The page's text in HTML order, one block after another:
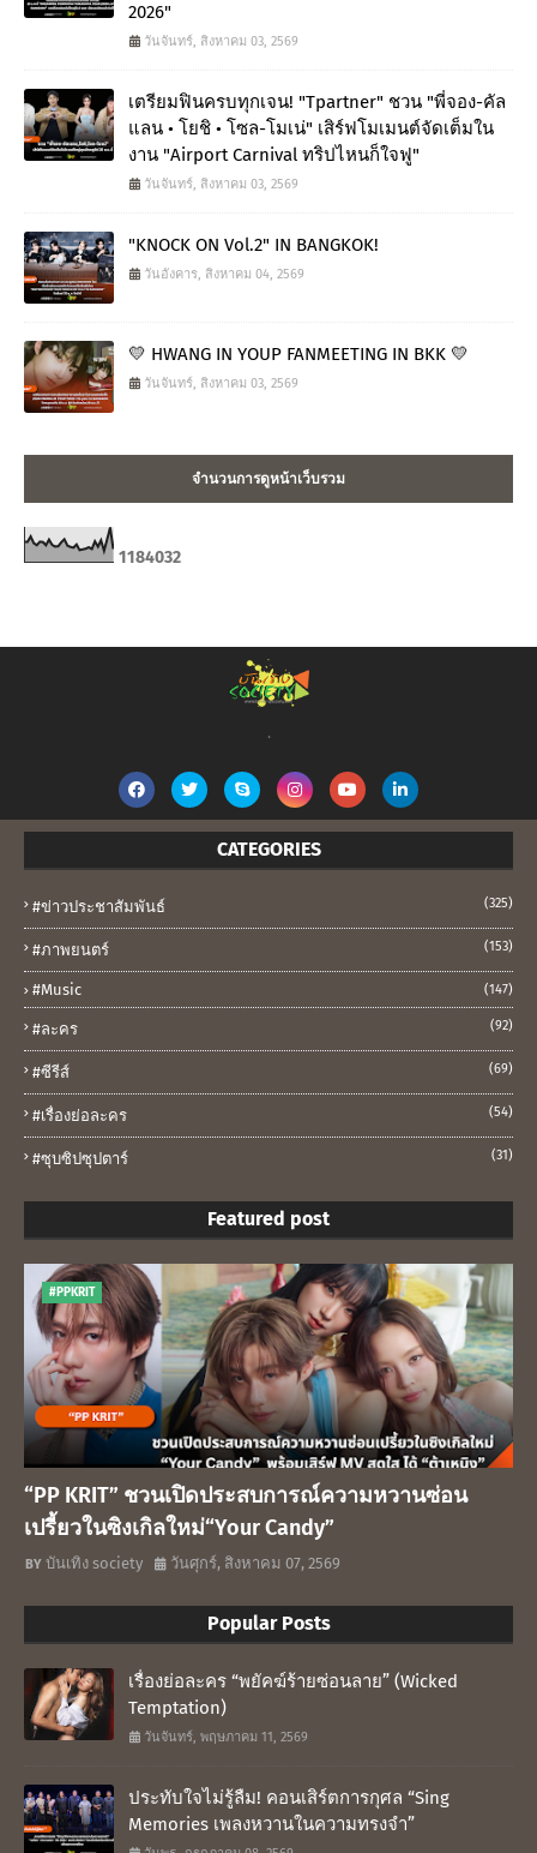
2026"
วันจันทร์, สิงหาคม 03, 2569
เตรียมฟินครบทุกเจน! "Tpartner" ชวน "พี่จอง-คัล
แลน • โยชิ • โซล-โมเน่" เสิร์ฟโมเมนต์จัดเต็มใน
งาน "Airport Carnival ทริปไหนก็ใจฟู"
วันจันทร์, สิงหาคม 03, 2569
"KNOCK ON Vol.2" IN BANGKOK!
วันอังคาร, สิงหาคม 04, 2569
💛 HWANG IN YOUP FANMEETING IN BKK 💛
วันจันทร์, สิงหาคม 03, 2569
จำนวนการดูหน้าเว็บรวม
1184032
.
CATEGORIES
#ข่าวประชาสัมพันธ์ (325)
#ภาพยนตร์ (153)
#music (147)
#ละคร (92)
#ซีรีส์ (69)
#เรื่องย่อละคร (54)
#ซุบซิปซุปตาร์ (31)
Featured post
#PPKRIT
“PP KRIT” ชวนเปิดประสบการณ์ความหวานซ่อน
เปรี้ยวในซิงเกิลใหม่“Your Candy”
บันเทิง society วันศุกร์, สิงหาคม 07, 2569
Popular Posts
เรื่องย่อละคร “พยัคฆ์ร้ายซ่อนลาย” (Wicked
Temptation)
วันจันทร์, พฤษภาคม 11, 2569
ประทับใจไม่รู้ลืม! คอนเสิร์ตการกุศล “Sing
Memories เพลงหวานในความทรงจำ”